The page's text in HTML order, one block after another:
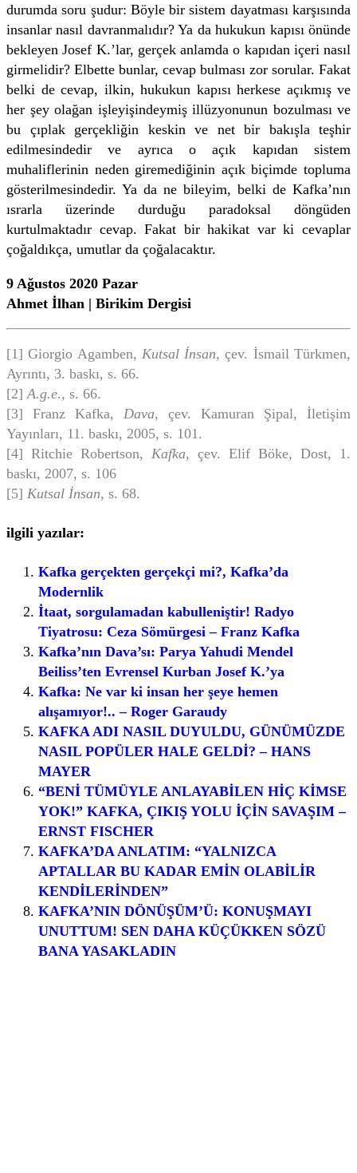
durumda soru şudur: Böyle bir sistem dayatması karşısında
insanlar nasıl davranmalıdır? Ya da hukukun kapısı önünde
bekleyen Josef K.’lar, gerçek anlamda o kapıdan içeri nasıl
girmelidir? Elbette bunlar, cevap bulması zor sorular. Fakat
belki de cevap, ilkin, hukukun kapısı herkese açıkmış ve
her şey olağan işleyişindeymiş illüzyonunun bozulması ve
bu çıplak gerçekliğin keskin ve net bir bakışla teşhir
edilmesindedir ve ayrıca o açık kapıdan sistem
muhaliflerinin neden giremediğinin açık biçimde topluma
gösterilmesindedir. Ya da ne bileyim, belki de Kafka’nın
ısrarla üzerinde durduğu paradoksal döngüden
kurtulmaktadır cevap. Fakat bir hakikat var ki cevaplar
çoğaldıkça, umutlar da çoğalacaktır.
9 Ağustos 2020 Pazar
Ahmet İlhan | Birikim Dergisi
[1] Giorgio Agamben, Kutsal İnsan, çev. İsmail Türkmen,
Ayrıntı, 3. baskı, s. 66.
[2] A.g.e., s. 66.
[3] Franz Kafka, Dava, çev. Kamuran Şipal, İletişim
Yayınları, 11. baskı, 2005, s. 101.
[4] Ritchie Robertson, Kafka, çev. Elif Böke, Dost, 1.
baskı, 2007, s. 106
[5] Kutsal İnsan, s. 68.
ilgili yazılar:
Kafka gerçekten gerçekçi mi?, Kafka’da
Modernlik
İtaat, sorgulamadan kabulleniştir! Radyo
Tiyatrosu: Ceza Sömürgesi – Franz Kafka
Kafka’nın Dava’sı: Parya Yahudi Mendel
Beiliss’ten Evrensel Kurban Josef K.’ya
Kafka: Ne var ki insan her şeye hemen
alışamıyor!.. – Roger Garaudy
KAFKA ADI NASIL DUYULDU, GÜNÜMÜZDE
NASIL POPÜLER HALE GELDİ? – HANS
MAYER
“BENİ TÜMÜYLE ANLAYABİLEN HİÇ KİMSE
YOK!” KAFKA, ÇIKIŞ YOLU İÇİN SAVAŞIM –
ERNST FISCHER
KAFKA’DA ANLATIM: “YALNIZCA
APTALLAR BU KADAR EMİN OLABİLİR
KENDİLERİNDEN”
KAFKA’NIN DÖNÜŞÜM’Ü: KONUŞMAYI
UNUTTUM! SEN DAHA KÜÇÜKKEN SÖZÜ
BANA YASAKLADIN